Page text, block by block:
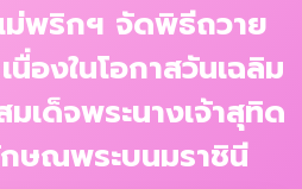
ม่พริกฯ จัดพิธีถวาย
องในโอกาสวันเฉลิม
เด็จพระนางเจ้าสุทิด
ษณพระบนมราชินี